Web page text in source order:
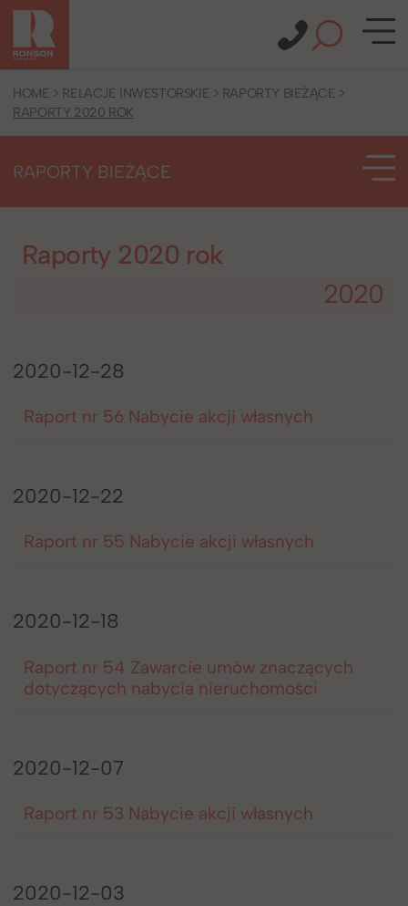
HOME > RELACJE INWESTORSKIE > RAPORTY BIEŻĄCE >
RAPORTY 2020 ROK
RAPORTY BIEŻĄCE
Raporty 2020 rok
2020
2020-12-28
Raport nr 56 Nabycie akcji własnych
2020-12-22
Raport nr 55 Nabycie akcji własnych
2020-12-18
Raport nr 54 Zawarcie umów znaczących
dotyczących nabycia nieruchomości
2020-12-07
Raport nr 53 Nabycie akcji własnych
2020-12-03